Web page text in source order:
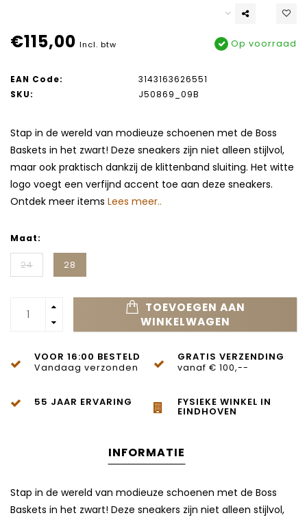
€115,00 Incl. btw Op voorraad
EAN Code:
3143163626551
SKU:
J50869_09B
Stap in de wereld van modieuze schoenen met de Boss
Baskets in het zwart! Deze sneakers zijn niet alleen stijlvol,
maar ook praktisch dankzij de klittenband sluiting. Het witte
logo voegt een verfijnd accent toe aan deze sneakers.
Ontdek meer items Lees meer..
Maat:
24 28
TOEVOEGEN AAN
WINKELWAGEN
VOOR 16:00 BESTELD
Vandaag verzonden
GRATIS VERZENDING
vanaf € 100,--
55 JAAR ERVARING FYSIEKE WINKEL IN
EINDHOVEN
INFORMATIE
Stap in de wereld van modieuze schoenen met de Boss
Baskets in het zwart! Deze sneakers zijn niet alleen stijlvol,